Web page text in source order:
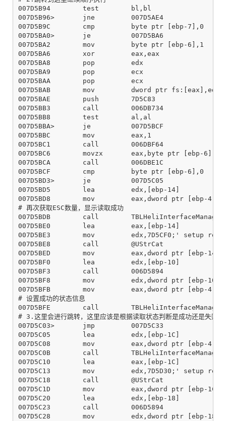
007D5B94        test        bl,bl
007D5B96>       jne         007D5AE4
007D5B9C        cmp         byte ptr [ebp-7],0
007D5BA0>       je          007D5BA6
007D5BA2        mov         byte ptr [ebp-6],1
007D5BA6        xor         eax,eax
007D5BA8        pop         edx
007D5BA9        pop         ecx
007D5BAA        pop         ecx
007D5BAB        mov         dword ptr fs:[eax],edx
007D5BAE        push        7D5C83
007D5BB3        call        006DB734
007D5BB8        test        al,al
007D5BBA>       je          007D5BCF
007D5BBC        mov         eax,1
007D5BC1        call        006DBF64
007D5BC6        movzx       eax,byte ptr [ebp-6]
007D5BCA        call        006DBE1C
007D5BCF        cmp         byte ptr [ebp-6],0
007D5BD3>       je          007D5C05
007D5BD5        lea         edx,[ebp-14]
007D5BD8        mov         eax,dword ptr [ebp-4]
# 再次获取ESC数量，显示读取成功
007D5BDB        call
007D5BE0        lea         eax,[ebp-14]
007D5BE3        mov         edx,7D5CF0;' setup
007D5BE8        call        @UStrCat
007D5BED        mov         eax,dword ptr [ebp-14]
007D5BF0        lea         edx,[ebp-10]
007D5BF3        call        006D5894
007D5BF8        mov         edx,dword ptr [ebp-10]
007D5BFB        mov         eax,dword ptr [ebp-4]
# 设置成功的状态信息
007D5BFE        call
# 3.这里会进行跳转，这里应该是根据读取状态判断是成功还是失败了
007D5C03>       jmp         007D5C33
007D5C05        lea         edx,[ebp-1C]
007D5C08        mov         eax,dword ptr [ebp-4]
007D5C0B        call
007D5C10        lea         eax,[ebp-1C]
007D5C13        mov         edx,7D5D30;' setup
007D5C18        call        @UStrCat
007D5C1D        mov         eax,dword ptr [ebp-1C]
007D5C20        lea         edx,[ebp-18]
007D5C23        call        006D5894
007D5C28        mov         edx,dword ptr [ebp-18]